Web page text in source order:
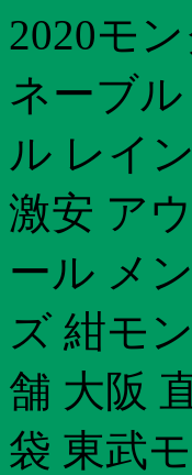
2020モ
ネーブ
ル レイ
激安 ア
ール メ
ズ 紺モ
舗 大阪
袋 東武